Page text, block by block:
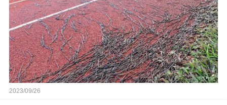
2023/09/26